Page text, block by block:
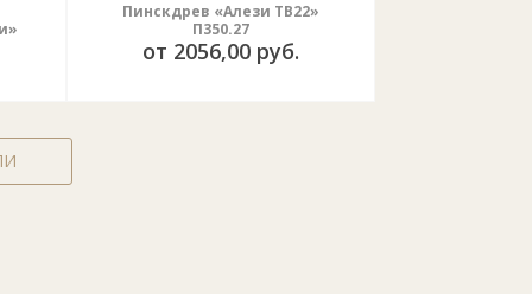
Пинскдрев «Алези ТВ22»
П350.27
от 2056,00 руб.